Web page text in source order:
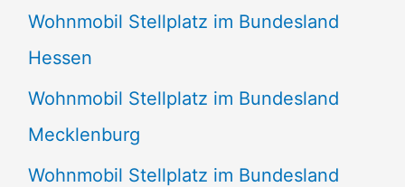
Wohnmobil Stellplatz im Bundesland
Hessen
Wohnmobil Stellplatz im Bundesland
Mecklenburg
Wohnmobil Stellplatz im Bundesland